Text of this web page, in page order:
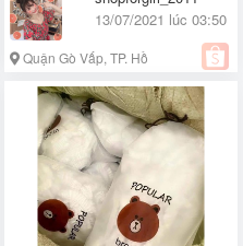
13/07/2021 lúc 03:50
Quận Gò Vấp, TP. Hồ